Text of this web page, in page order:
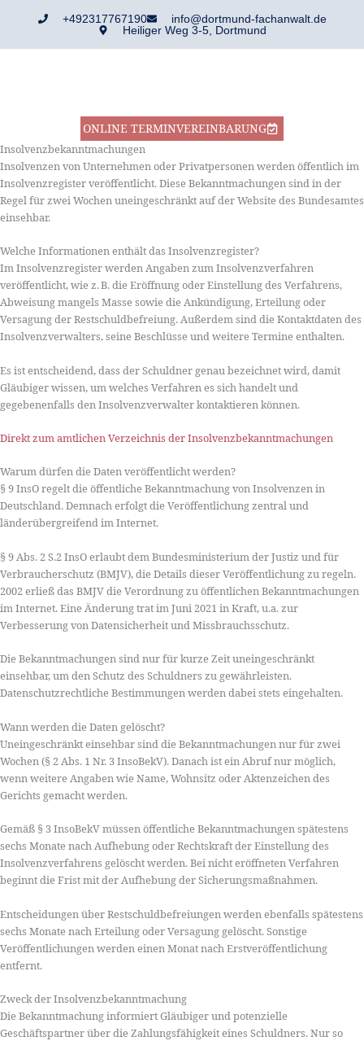
+492317767190
info@dortmund-fachanwalt.de
Heiliger Weg 3-5, Dortmund
ONLINE TERMINVEREINBARUNG
Insolvenzbekanntmachungen
Insolvenzen von Unternehmen oder Privatpersonen werden öffentlich im
Insolvenzregister veröffentlicht. Diese Bekanntmachungen sind in der
Regel für zwei Wochen uneingeschränkt auf der Website des Bundesamtes
einsehbar.
Welche Informationen enthält das Insolvenzregister?
Im Insolvenzregister werden Angaben zum Insolvenzverfahren
veröffentlicht, wie z. B. die Eröffnung oder Einstellung des Verfahrens,
Abweisung mangels Masse sowie die Ankündigung, Erteilung oder
Versagung der Restschuldbefreiung. Außerdem sind die Kontaktdaten des
Insolvenzverwalters, seine Beschlüsse und weitere Termine enthalten.
Es ist entscheidend, dass der Schuldner genau bezeichnet wird, damit
Gläubiger wissen, um welches Verfahren es sich handelt und
gegebenenfalls den Insolvenzverwalter kontaktieren können.
Direkt zum amtlichen Verzeichnis der Insolvenzbekanntmachungen
Warum dürfen die Daten veröffentlicht werden?
§ 9 InsO regelt die öffentliche Bekanntmachung von Insolvenzen in
Deutschland. Demnach erfolgt die Veröffentlichung zentral und
länderübergreifend im Internet.
§ 9 Abs. 2 S.2 InsO erlaubt dem Bundesministerium der Justiz und für
Verbraucherschutz (BMJV), die Details dieser Veröffentlichung zu regeln.
2002 erließ das BMJV die Verordnung zu öffentlichen Bekanntmachungen
im Internet. Eine Änderung trat im Juni 2021 in Kraft, u.a. zur
Verbesserung von Datensicherheit und Missbrauchsschutz.
Die Bekanntmachungen sind nur für kurze Zeit uneingeschränkt
einsehbar, um den Schutz des Schuldners zu gewährleisten.
Datenschutzrechtliche Bestimmungen werden dabei stets eingehalten.
Wann werden die Daten gelöscht?
Uneingeschränkt einsehbar sind die Bekanntmachungen nur für zwei
Wochen (§ 2 Abs. 1 Nr. 3 InsoBekV). Danach ist ein Abruf nur möglich,
wenn weitere Angaben wie Name, Wohnsitz oder Aktenzeichen des
Gerichts gemacht werden.
Gemäß § 3 InsoBekV müssen öffentliche Bekanntmachungen spätestens
sechs Monate nach Aufhebung oder Rechtskraft der Einstellung des
Insolvenzverfahrens gelöscht werden. Bei nicht eröffneten Verfahren
beginnt die Frist mit der Aufhebung der Sicherungsmaßnahmen.
Entscheidungen über Restschuldbefreiungen werden ebenfalls spätestens
sechs Monate nach Erteilung oder Versagung gelöscht. Sonstige
Veröffentlichungen werden einen Monat nach Erstveröffentlichung
entfernt.
Zweck der Insolvenzbekanntmachung
Die Bekanntmachung informiert Gläubiger und potenzielle
Geschäftspartner über die Zahlungsfähigkeit eines Schuldners. Nur so